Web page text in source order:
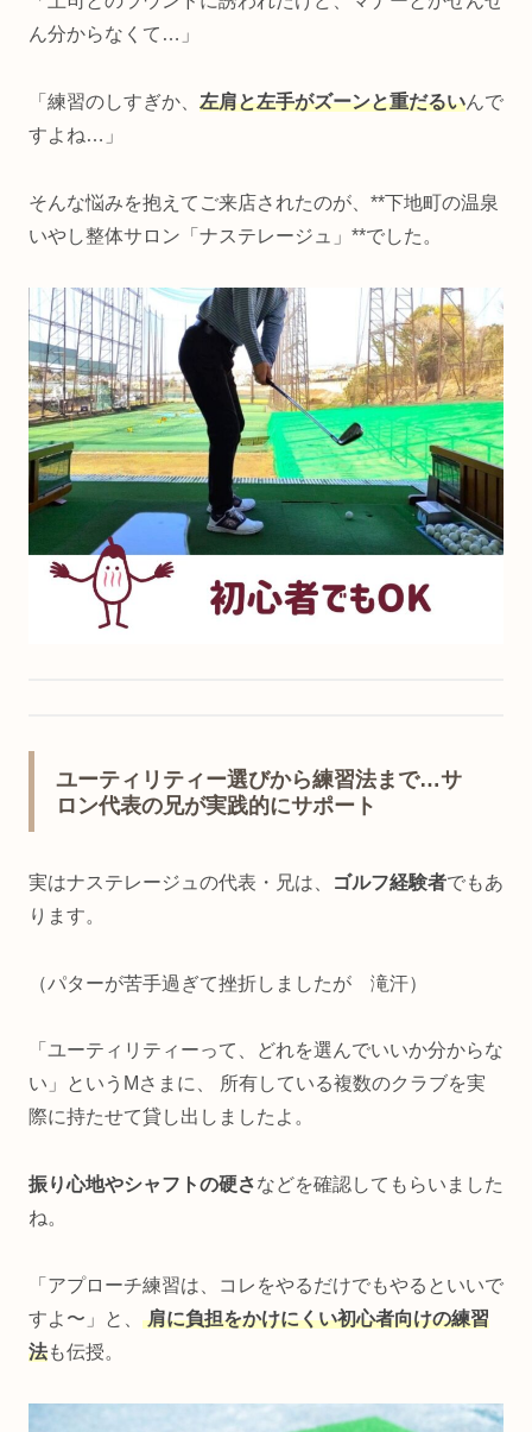
ん分からなくて…」
「練習のしすぎか、 左肩と左手がズーンと重だるいんで
すよね…」
そんな悩みを抱えてご来店されたのが、**下地町の温泉
いやし整体サロン「ナステレージュ」**でした。
ユーティリティー選びから練習法まで…サ
ロン代表の兄が実践的にサポート
実はナステレージュの代表・兄は、 ゴルフ経験者でもあ
ります。
（パターが苦手過ぎて挫折しましたが 滝汗）
「ユーティリティーって、どれを選んでいいか分からな
い」というMさまに、 所有している複数のクラブを実
際に持たせて貸し出しましたよ。
振り心地やシャフトの硬さなどを確認してもらいました
ね。
「アプローチ練習は、コレをやるだけでもやるといいで
すよ〜」と、
肩に負担をかけにくい初心者向けの練習
法も伝授。